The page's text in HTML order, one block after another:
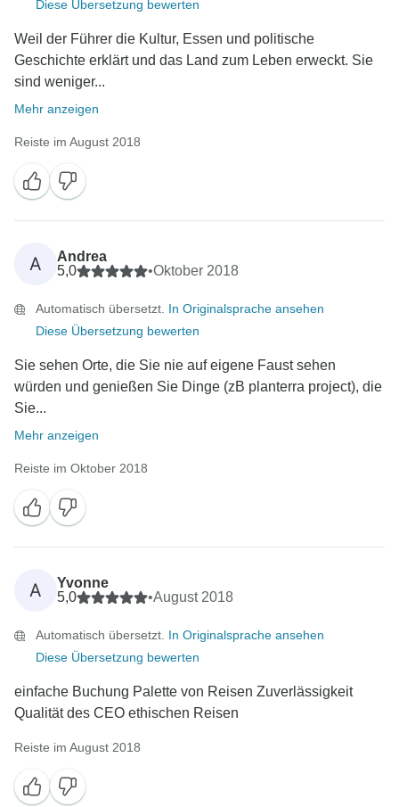
Diese Übersetzung bewerten
Weil der Führer die Kultur, Essen und politische
Geschichte erklärt und das Land zum Leben erweckt. Sie
sind weniger...
Mehr anzeigen
Reiste im August 2018
A
Andrea
5,0
•Oktober 2018
Automatisch übersetzt. In Originalsprache ansehen
Diese Übersetzung bewerten
Sie sehen Orte, die Sie nie auf eigene Faust sehen
würden und genießen Sie Dinge (zB planterra project), die
Sie...
Mehr anzeigen
Reiste im Oktober 2018
A
Yvonne
5,0
•August 2018
Automatisch übersetzt. In Originalsprache ansehen
Diese Übersetzung bewerten
einfache Buchung Palette von Reisen Zuverlässigkeit
Qualität des CEO ethischen Reisen
Reiste im August 2018